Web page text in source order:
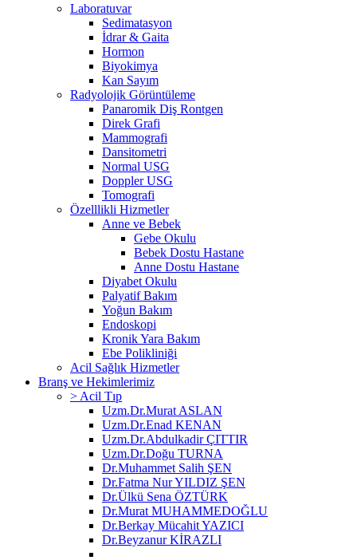
Laboratuvar
Sedimatasyon
İdrar & Gaita
Hormon
Biyokimya
Kan Sayım
Radyolojik Görüntüleme
Panaromik Diş Rontgen
Direk Grafi
Mammografi
Dansitometri
Normal USG
Doppler USG
Tomografi
Özelllikli Hizmetler
Anne ve Bebek
Gebe Okulu
Bebek Dostu Hastane
Anne Dostu Hastane
Diyabet Okulu
Palyatif Bakım
Yoğun Bakım
Endoskopi
Kronik Yara Bakım
Ebe Polikliniği
Acil Sağlık Hizmetler
Branş ve Hekimlerimiz
> Acil Tıp
Uzm.Dr.Murat ASLAN
Uzm.Dr.Enad KENAN
Uzm.Dr.Abdulkadir ÇITTIR
Uzm.Dr.Doğu TURNA
Dr.Muhammet Salih ŞEN
Dr.Fatma Nur YILDIZ ŞEN
Dr.Ülkü Sena ÖZTÜRK
Dr.Murat MUHAMMEDOĞLU
Dr.Berkay Mücahit YAZICI
Dr.Beyzanur KİRAZLI